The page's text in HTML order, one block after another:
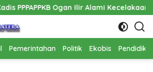
Ilir Alami Kecelakaan Tunggal
Pemerintahan Politik Ekobis